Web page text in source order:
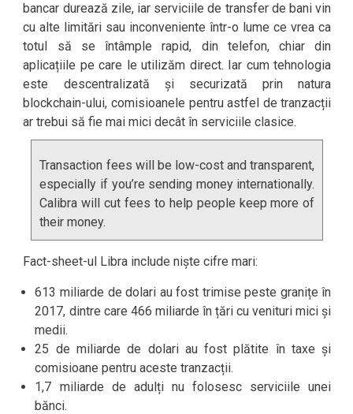
bancar durează zile, iar serviciile de transfer de bani vin
cu alte limitări sau inconveniente într-o lume ce vrea ca
totul să se întâmple rapid, din telefon, chiar din
aplicațiile pe care le utilizăm direct. Iar cum tehnologia
este descentralizată și securizată prin natura
blockchain-ului, comisioanele pentru astfel de tranzacții
ar trebui să fie mai mici decât în serviciile clasice.
Transaction fees will be low-cost and transparent,
especially if you’re sending money internationally.
Calibra will cut fees to help people keep more of
their money.
Fact-sheet-ul Libra include niște cifre mari:
613 miliarde de dolari au fost trimise peste granițe în
2017, dintre care 466 miliarde în țări cu venituri mici și
medii.
25 de miliarde de dolari au fost plătite în taxe și
comisioane pentru aceste tranzacții.
1,7 miliarde de adulți nu folosesc serviciile unei
bănci.